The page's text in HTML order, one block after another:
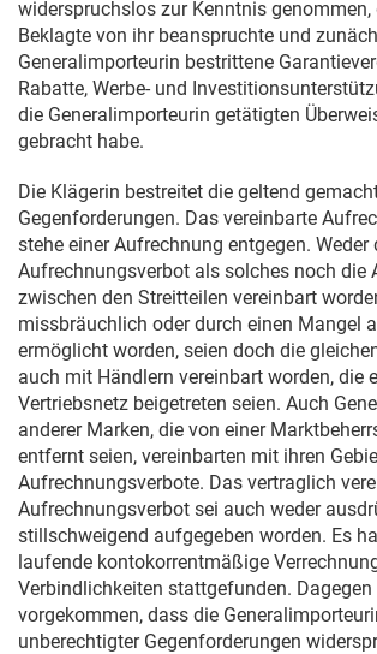
widerspruchslos zur Kenntnis genommen,
Beklagte von ihr beanspruchte und
Generalimporteurin bestrittene
Rabatte, Werbe- und
die Generalimporteurin getätigten
gebracht habe.
Die Klägerin bestreitet die geltend
Gegenforderungen. Das vereinbarte
stehe einer Aufrechnung entgegen. Weder
Aufrechnungsverbot als solches noch die
zwischen den Streitteilen vereinbart
missbräuchlich oder durch einen Mangel
ermöglicht worden, seien doch die
auch mit Händlern vereinbart worden, die
Vertriebsnetz beigetreten seien. Auch
anderer Marken, die von einer
entfernt seien, vereinbarten mit ihren
Aufrechnungsverbote. Das vertraglich
Aufrechnungsverbot sei auch weder
stillschweigend aufgegeben worden. Es
laufende kontokorrentmäßige
Verbindlichkeiten stattgefunden. Dagegen
vorgekommen, dass die
unberechtigter Gegenforderungen